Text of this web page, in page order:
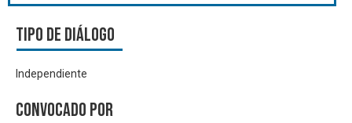
Tipo de diálogo
Independiente
Convocado por